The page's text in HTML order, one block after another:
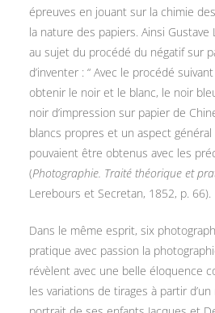
épreuves en jouant sur la chimie
la nature des papiers. Ainsi Gustave
au sujet du procédé du négatif sur
d’inventer : “ Avec le procédé
obtenir le noir et le blanc, le noir
noir d’impression sur papier de
blancs propres et un aspect
pouvaient être obtenus avec les
(Photographie. Traité théorique et
Lerebours et Secretan, 1852, p. 66).
Dans le même esprit, six
pratique avec passion la
révèlent avec une belle éloquence
les variations de tirages à partir